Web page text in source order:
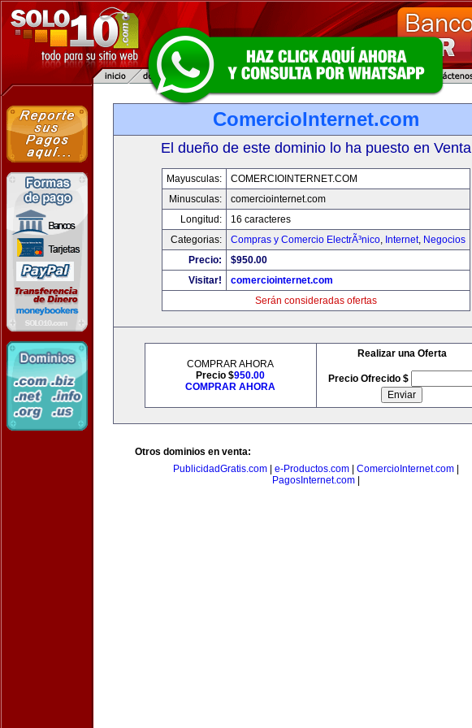
ComercioInternet.com
El dueño de este dominio lo ha puesto en Venta
Mayusculas:
COMERCIOINTERNET.COM
Minusculas:
comerciointernet.com
Longitud:
16 caracteres
Categorias:
Compras y Comercio ElectrÃ³nico, Internet, Negocios
Precio:
$950.00
Visitar!
comerciointernet.com
Serán consideradas ofertas
COMPRAR AHORA
Precio $950.00
COMPRAR AHORA
Realizar una Oferta
Precio Ofrecido $
Otros dominios en venta:
PublicidadGratis.com
e-Productos.com ComercioInternet.com
PagosInternet.com